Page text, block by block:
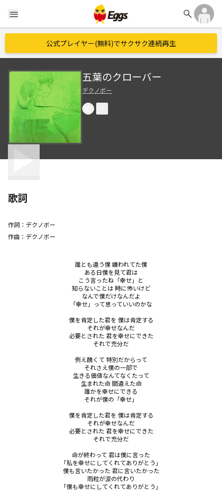
menu search
公式プレイヤー(無料)でサクサク連続再生
五葉のクローバー
デクノボー
歌詞
作詞： デクノボー
作曲： デクノボー
誰とも違う僕 嫌われてた僕
ある日僕を見て君は
こう言ったね「幸せ」と
知らないことは 時に怖いけど
なんで僕だけなんだよ
「幸せ」って思っていいのかな
僕を肯定した君を 僕は肯定する
それが幸せなんだ
必要とされた 君を幸せにできた
それで充分だ
例え醜くて 特別だからって
それさえ僕の一部で
生きる価値なんてなくたって
生まれた命 間違えた命
誰かを幸せにできる
それが僕の「幸せ」
僕を肯定した君を 僕は肯定する
それが幸せなんだ
必要とされた 君を幸せにできた
それで充分だ
命が終わって 君は僕に言った
「私を幸せにしてくれてありがとう」
僕も言いたかった 君に言いたかった
雨粒が涙の代わり
「僕も幸せにしてくれてありがとう」